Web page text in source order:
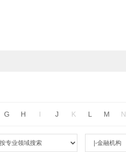
G H I J K L M N